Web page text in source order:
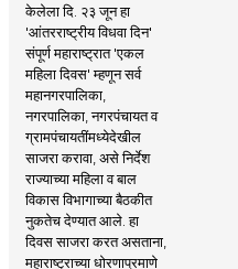
केलेला दि. २३ जून हा
'आंतरराष्ट्रीय विधवा दिन'
संपूर्ण महाराष्ट्रात 'एकल
महिला दिवस' म्हणून सर्व
महानगरपालिका,
नगरपालिका, नगरपंचायत व
ग्रामपंचायतींमध्येदेखील
साजरा करावा, असे निर्देश
राज्याच्या महिला व बाल
विकास विभागाच्या बैठकीत
नुकतेच देण्यात आले. हा
दिवस साजरा करत असताना,
महाराष्ट्राच्या धोरणाप्रमाणे